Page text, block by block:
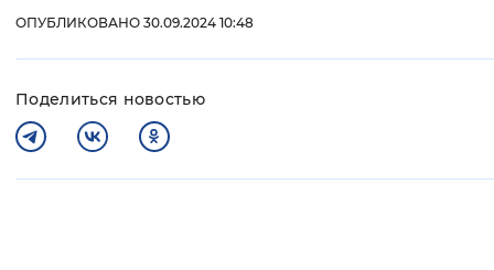
ОПУБЛИКОВАНО 30.09.2024 10:48
Поделиться новостью